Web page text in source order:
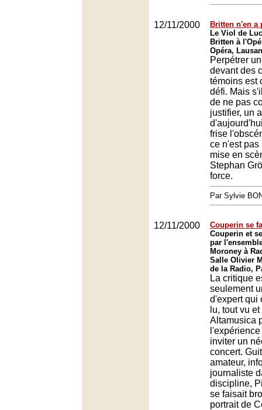
12/11/2000
Britten n'en a
Le Viol de
Britten à
Opéra,
Perpétrer
devant des
témoins est
défi. Mais
de ne pas
justifier, un
frise
ce n'est pas
mise en
Stephan
force.
Par Sylvie
12/11/2000
Couperin se
Couperin et
par
Moroney à
Salle Olivier
de la Radio,
La critique
seulement
d'expert qui
lu, tout vu
Altamusica
inviter un
concert.
amateur,
journaliste
discipline,
se faisait
portrait de